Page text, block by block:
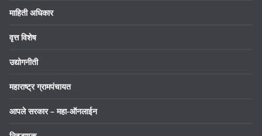
माहिती अधिकार
वृत्त विशेष
उद्योगनीती
महाराष्ट्र ग्रामपंचायत
आपले सरकार – महा-ऑनलाईन